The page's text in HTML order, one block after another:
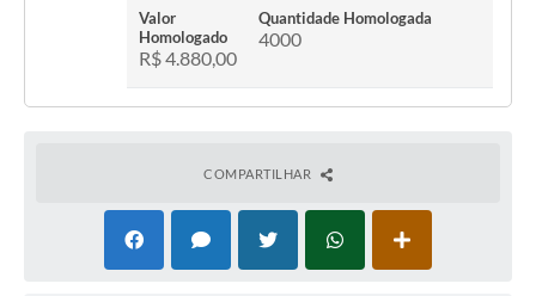
Valor
Homologado
R$ 4.880,00
Quantidade Homologada
4000
COMPARTILHAR